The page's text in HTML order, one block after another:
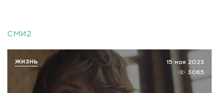
СМИ2
15 мая 2023
3085
ЖИЗНЬ